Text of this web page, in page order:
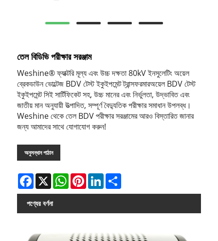
তেল বিডিভি পরীক্ষার সরঞ্জাম
Weshine® ফ্যাক্টরি মূল্য এবং উচ্চ দক্ষতা 80kV ইনসুলেটিং অয়েল
ব্রেকডাউন ভোল্টেজ BDV টেস্ট ইকুইপমেন্ট ট্রান্সফরমারঅয়েল BDV টেস্ট
ইকুইপমেন্ট সিই সার্টিফিকেট সহ, উচ্চ মানের এবং নির্ভুলতা, উদ্ভাবিত এবং
জাতীয় মান অনুযায়ী উত্পাদিত, সম্পূর্ণ বৈদ্যুতিক পরীক্ষার সমাধান উপলব্ধ।
Weshine থেকে তেল BDV পরীক্ষার সরঞ্জামের আরও বিস্তারিত জানার
জন্য আমাদের সাথে যোগাযোগ করুন!
অনুসন্ধান পাঠান
Facebook
X WhatsAppPinterestLinkedIn
পণ্যের বর্ণনা